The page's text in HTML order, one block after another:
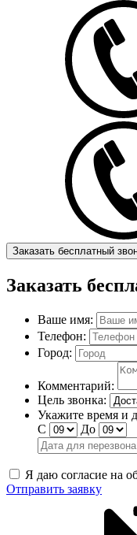
Заказать бесплатный
Заказать
Ваше имя:
Телефон:
Город:
Комментарий:
Цель звонка:
Укажите время и
С
До
Я даю согласие на
Отправить заявку